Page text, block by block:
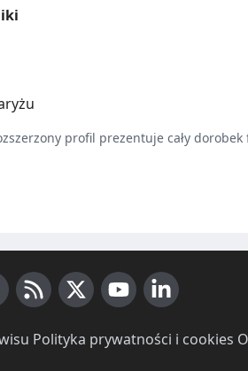
profil prezentuje cały dorobek
Polityka prywatności i cookies